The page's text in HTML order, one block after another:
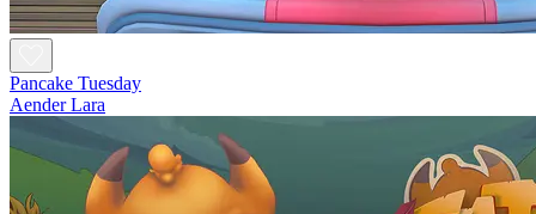
Pancake Tuesday
Aender Lara